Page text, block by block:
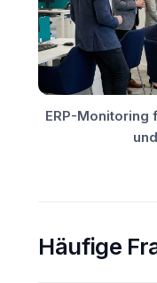
ERP-
Häufige